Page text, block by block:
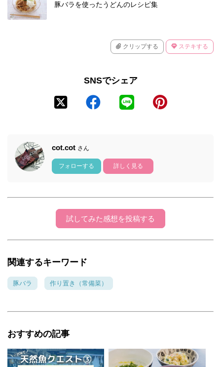
豚バラを使ったうどんのレシピ集
クリップする ステキする
SNSでシェア
cot.cot さん
フォローする 詳しく見る
試してみた感想を投稿する
関連するキーワード
豚バラ 作り置き（常備菜）
おすすめの記事